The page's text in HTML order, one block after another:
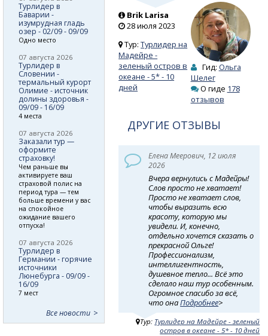
Brik Larisa
28 июля 2023
Тур:Турлидер на
Мадейре -
зеленый остров в
океане - 5* - 10
дней
Гид: Ольга
Шелег
О гиде 178
отзывов
ДРУГИЕ ОТЗЫВЫ
Елена Меерович, 12 июля
2026
Вчера вернулись с Мадейры!
Слов просто не хватает!
Просто не хватает слов,
чтобы выразить всю
красоту, которую мы
увидели. И, конечно,
отдельно хочется сказать о
прекрасной Ольге!
Профессионализм,
интеллигентность,
душевное тепло... Всё это
сделало наш тур особенным.
Огромное спасибо за всё,
что онаПодробнее>
Тур: Турлидер на Мадейре - зеленый
остров в океане - 5* - 10 дней
Турлидер в
Баварии -
изумрудная гладь
озер - 02/09 - 09/09
Одно место
07 августа 2026
Турлидер в
Словении -
термальный курорт
Олимие - источник
долины здоровья -
09/09 - 16/09
4 места
07 августа 2026
Заказали тур —
оформите
страховку!
Чем раньше вы
активируете ваш
страховой полис на
период тура — тем
больше времени у вас
на спокойное
ожидание вашего
отпуска!
07 августа 2026
Турлидер в
Германии - горячие
источники
Люнебурга - 09/09 -
16/09
7 мест
Все новости